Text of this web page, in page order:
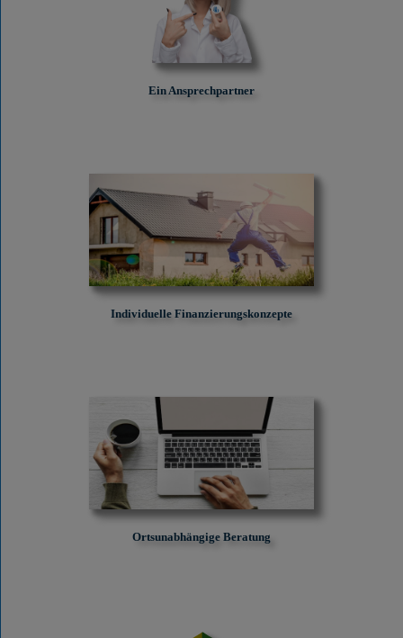
Ein Ansprechpartner
Individuelle Finanzierungskonzepte
Ortsunabhängige Beratung